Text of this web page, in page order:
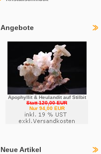
Angebote
Apophyllit & Heulandit auf Stilbit
Statt 120,00 EUR
Nur 94,00 EUR
Neue Artikel